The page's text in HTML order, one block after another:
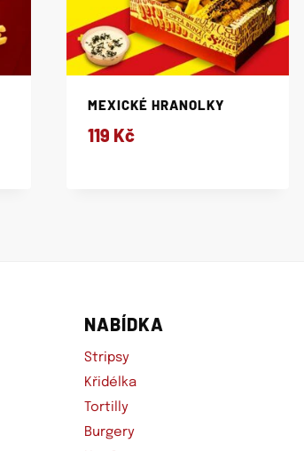
MEXICKÉ HRANOLKY
119 Kč
NABÍDKA
Stripsy
Křidélka
Tortilly
Burgery